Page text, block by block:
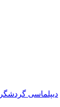
دیپلماسی